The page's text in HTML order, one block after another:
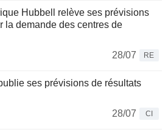
Hubbell relève ses prévisions
la demande des centres de
28/07
RE
ses prévisions de résultats
28/07
CI